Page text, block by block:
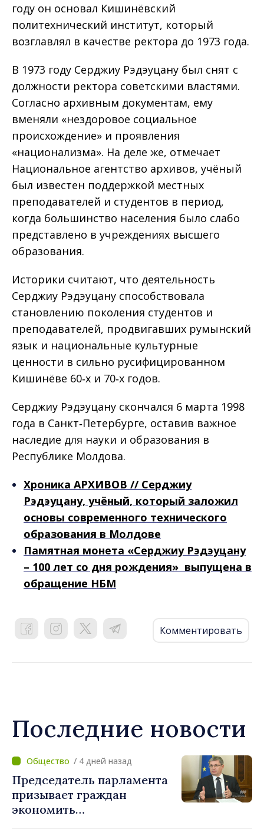
году он основал Кишинёвский
политехнический институт, который
возглавлял в качестве ректора до 1973 года.
В 1973 году Серджиу Рэдэуцану был снят с
должности ректора советскими властями.
Согласно архивным документам, ему
вменяли «нездоровое социальное
происхождение» и проявления
«национализма». На деле же, отмечает
Национальное агентство архивов, учёный
был известен поддержкой местных
преподавателей и студентов в период,
когда большинство населения было слабо
представлено в учреждениях высшего
образования.
Историки считают, что деятельность
Серджиу Рэдэуцану способствовала
становлению поколения студентов и
преподавателей, продвигавших румынский
язык и национальные культурные
ценности в сильно русифицированном
Кишинёве 60‑х и 70‑х годов.
Серджиу Рэдэуцану скончался 6 марта 1998
года в Санкт‑Петербурге, оставив важное
наследие для науки и образования в
Республике Молдова.
Хроника АРХИВОВ // Серджиу
Рэдэуцану, учёный, который заложил
основы современного технического
образования в Молдове
Памятная монета «Серджиу Рэдэуцану
– 100 лет со дня рождения» выпущена в
обращение НБМ
Комментировать
Последние новости
/ 4 дней назад
Председатель парламента
призывает граждан
экономить